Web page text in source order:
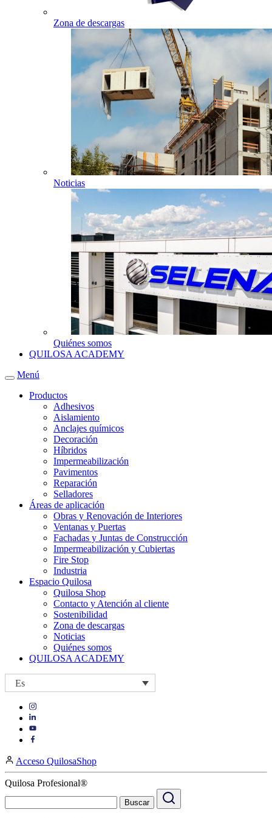
Zona de descargas
Noticias
Quiénes somos
QUILOSA ACADEMY
Menú
Productos
Adhesivos
Aislamiento
Anclajes químicos
Decoración
Híbridos
Impermeabilización
Pavimentos
Reparación
Selladores
Áreas de aplicación
Obras y Renovación de Interiores
Ventanas y Puertas
Fachadas y Juntas de Construcción
Impermeabilización y Cubiertas
Fire Stop
Industria
Espacio Quilosa
Quilosa Shop
Contacto y Atención al cliente
Sostenibilidad
Zona de descargas
Noticias
Quiénes somos
QUILOSA ACADEMY
Es
Visit
https://www.instagram.com/quilosa_selena/
Visit
our
Visit
page
https://www.facebook.com/QuilosaSelenaIberia/
page
Acceso QuilosaShop
Quilosa Profesional®